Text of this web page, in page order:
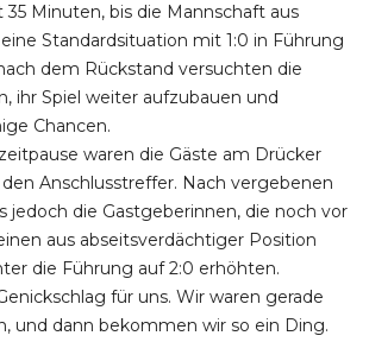
Minuten, bis die Mannschaft aus
Standardsituation mit 1:0 in Führung
dem Rückstand versuchten die
ihr Spiel weiter aufzubauen und
Chancen.
waren die Gäste am Drücker
Anschlusstreffer. Nach vergebenen
jedoch die Gastgeberinnen, die noch vor
aus abseitsverdächtiger Position
die Führung auf 2:0 erhöhten.
für uns. Wir waren gerade
und dann bekommen wir so ein Ding.